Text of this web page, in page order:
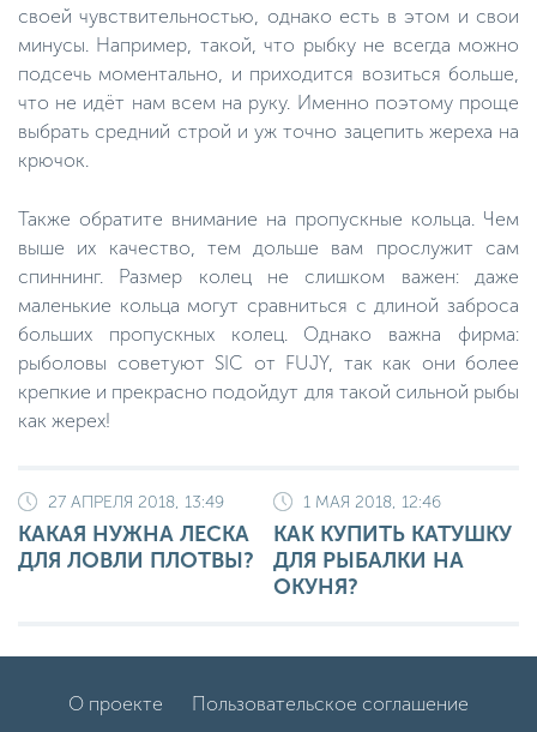
своей чувствительностью, однако есть в этом и свои
минусы. Например, такой, что рыбку не всегда можно
подсечь моментально, и приходится возиться больше,
что не идёт нам всем на руку. Именно поэтому проще
выбрать средний строй и уж точно зацепить жереха на
крючок.
Также обратите внимание на пропускные кольца. Чем
выше их качество, тем дольше вам прослужит сам
спиннинг. Размер колец не слишком важен: даже
маленькие кольца могут сравниться с длиной заброса
больших пропускных колец. Однако важна фирма:
рыболовы советуют SIC от FUJY, так как они более
крепкие и прекрасно подойдут для такой сильной рыбы
как жерех!
27 АПРЕЛЯ 2018, 13:49
КАКАЯ НУЖНА ЛЕСКА
ДЛЯ ЛОВЛИ ПЛОТВЫ?
1 МАЯ 2018, 12:46
КАК КУПИТЬ КАТУШКУ
ДЛЯ РЫБАЛКИ НА
ОКУНЯ?
О проекте Пользовательское соглашение